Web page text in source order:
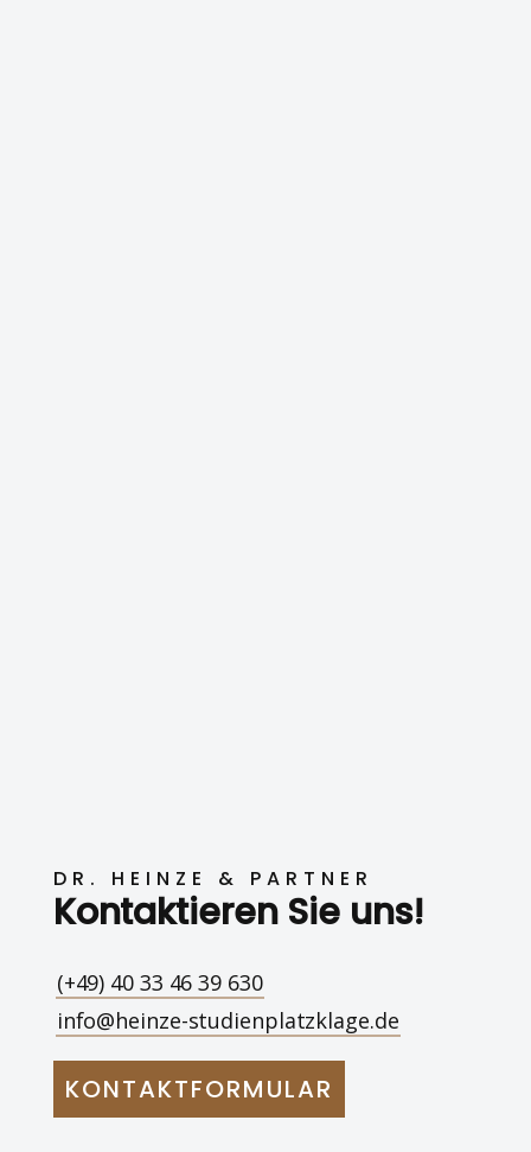
DR. HEINZE & PARTNER
Kontaktieren Sie uns!
(+49) 40 33 46 39 630
info@heinze-studienplatzklage.de
KONTAKTFORMULAR